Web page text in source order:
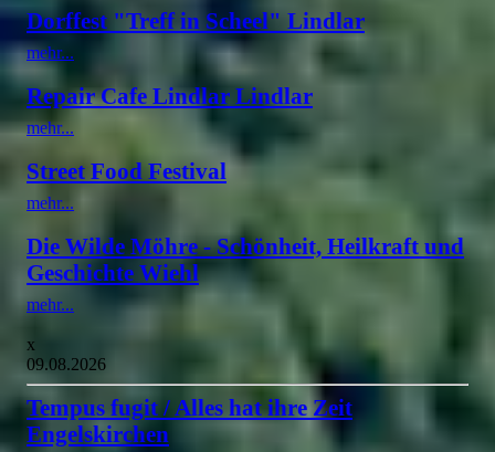
Dorffest "Treff in Scheel" Lindlar
mehr...
Repair Cafe Lindlar Lindlar
mehr...
Street Food Festival
mehr...
Die Wilde Möhre - Schönheit, Heilkraft und
Geschichte Wiehl
mehr...
x
09.08.2026
Tempus fugit / Alles hat ihre Zeit
Engelskirchen